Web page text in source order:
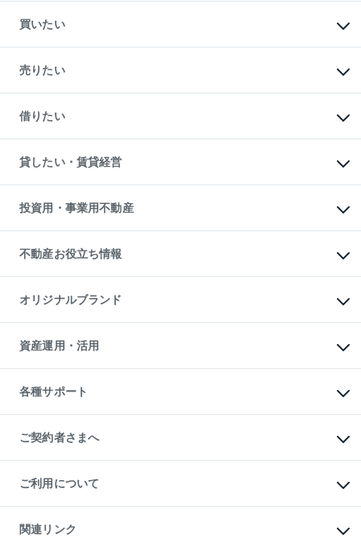
買いたい
新築・分譲マンションの購入
中古マンションの購入
一戸建ての購入
中古一戸建ての購入
不動産購入の流れ
注目キーワード物件特集
購入ガイド
English 繁体中文簡体中文
売りたい
一戸建ての売却・査定
土地の売却・査定
スピードAI査定
不動産査定について
不動産売却の流れ
不動産買換えの流れ
売却ガイド
借りたい
オフィス・店舗の賃貸
借りるときの流れ
借りるガイド
貸したい・賃貸経営
マンション賃料データ
賃貸管理プラン
リロケーションについて
貸すガイド
投資用・事業用不動産
事業用不動産
マンション投資
投資用マンション
アパート経営
収益物件
ビル購入（ビル一棟）
投資用不動産の売却査定
事業用不動産の売却査定
不動産お役立ち情報
マンションライブラリー
人気マンションランキング
暮らしに役立つ不動産メディア
不動産相場・不動産価格情報
不動産コラム・ニュース
不動産用語集
不動産なんでもネット相談室
住まいの税金
オリジナルブランド
一棟リノベーションマンション
L`GENTE（ルジェンテ）
区分リノベーションマンション
投資用一棟レジデンスWELL
不動産小口投資
LEGACIA（レガシア）
資産運用・活用
不動産M&A
アセットマネジメント・出資
各種サポート
相続サポート
リフォームサポート
ご契約者さまへ
ご紹介・再契約特典
入居者様専用-各種ご案内（賃貸）
東急こすもす会「こすもすWeb」
ご利用について
金融商品取引について
東急リバブル ソーシャルメディアポリシー
関連リンク